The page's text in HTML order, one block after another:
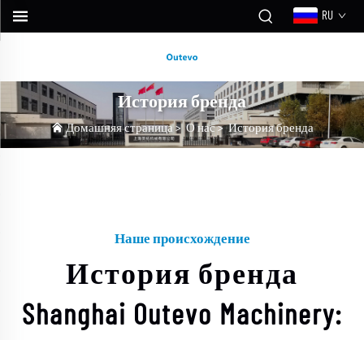
RU
История бренда
Домашняя страница>О нас>История бренда
Наше происхождение
История бренда
Shanghai Outevo Machinery: